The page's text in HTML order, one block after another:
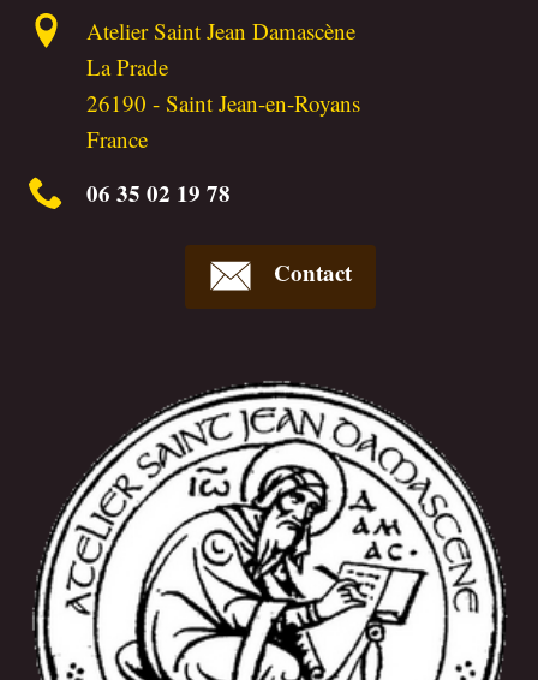
Atelier Saint Jean Damascène
La Prade
26190 -Saint Jean-en-Royans
France
06 35 02 19 78
Contact